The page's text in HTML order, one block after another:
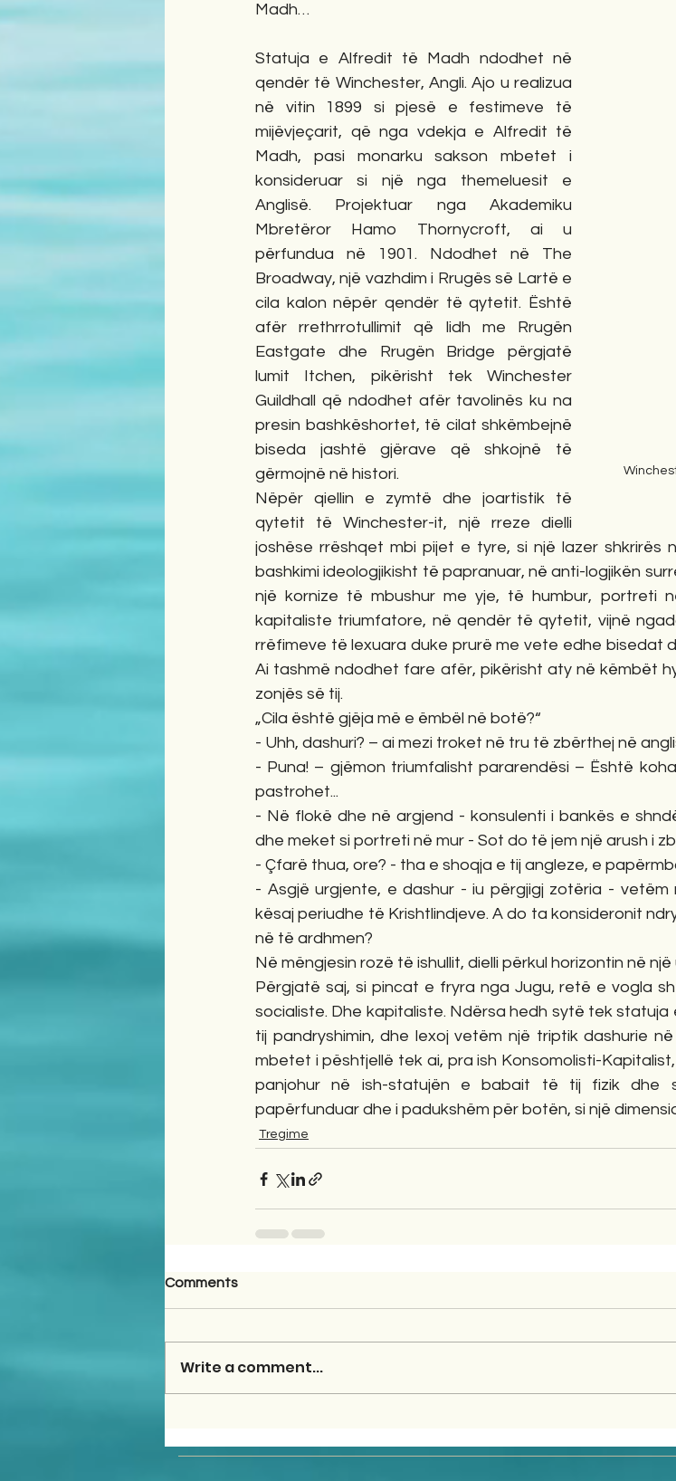
Madh…
Statuja e Alfredit të Madh ndodhet në
qendër të Winchester, Angli. Ajo u realizua
në vitin 1899 si pjesë e festimeve të
mijëvjeçarit, që nga vdekja e Alfredit të
Madh, pasi monarku sakson mbetet i
konsideruar si një nga themeluesit e
Anglisë. Projektuar nga Akademiku
Mbretëror Hamo Thornycroft, ai u
përfundua në 1901. Ndodhet në The
Broadway, një vazhdim i Rrugës së Lartë e
cila kalon nëpër qendër të qytetit. Është
afër rrethrrotullimit që lidh me Rrugën
Eastgate dhe Rrugën Bridge përgjatë
lumit Itchen, pikërisht tek Winchester
Guildhall që ndodhet afër tavolinës ku na
presin bashkëshortet, të cilat shkëmbejnë
biseda jashtë gjërave që shkojnë të
gërmojnë në histori.
Nëpër qiellin e zymtë dhe joartistik të
qytetit të Winchester-it, një rreze dielli
joshëse rrëshqet mbi pijet e tyre, si një lazer shkrirës
bashkimi ideologjikisht të papranuar, në anti-logjikën
një kornize të mbushur me yje, të humbur, portreti
kapitaliste triumfatore, në qendër të qytetit, vijnë
rrëfimeve të lexuara duke prurë me vete edhe bisedat
Ai tashmë ndodhet fare afër, pikërisht aty në këmbët
zonjës së tij.
„Cila është gjëja më e ëmbël në botë?“
- Uhh, dashuri? – ai mezi troket në tru të zbërthej në
- Puna! – gjëmon triumfalisht pararendësi – Është
pastrohet...
- Në flokë dhe në argjend - konsulenti i bankës e
dhe meket si portreti në mur - Sot do të jem një arush i
- Çfarë thua, ore? - tha e shoqja e tij angleze, e
- Asgjë urgjente, e dashur - iu përgjigj zotëria - vetëm
kësaj periudhe të Krishtlindjeve. A do ta konsideronit
në të ardhmen?
Në mëngjesin rozë të ishullit, dielli përkul horizontin në
Përgjatë saj, si pincat e fryra nga Jugu, retë e vogla
socialiste. Dhe kapitaliste. Ndërsa hedh sytë tek
tij pandryshimin, dhe lexoj vetëm një triptik dashurie
mbetet i pështjellë tek ai, pra ish Konsomolisti-
panjohur në ish-statujën e babait të tij fizik dhe
papërfunduar dhe i padukshëm për botën, si një
Tregime
Comments
Write a comment...